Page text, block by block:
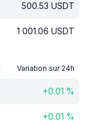
500.53 USDT
1 001.06 USDT
Variation sur 24h
+0.01 %
+0.01 %